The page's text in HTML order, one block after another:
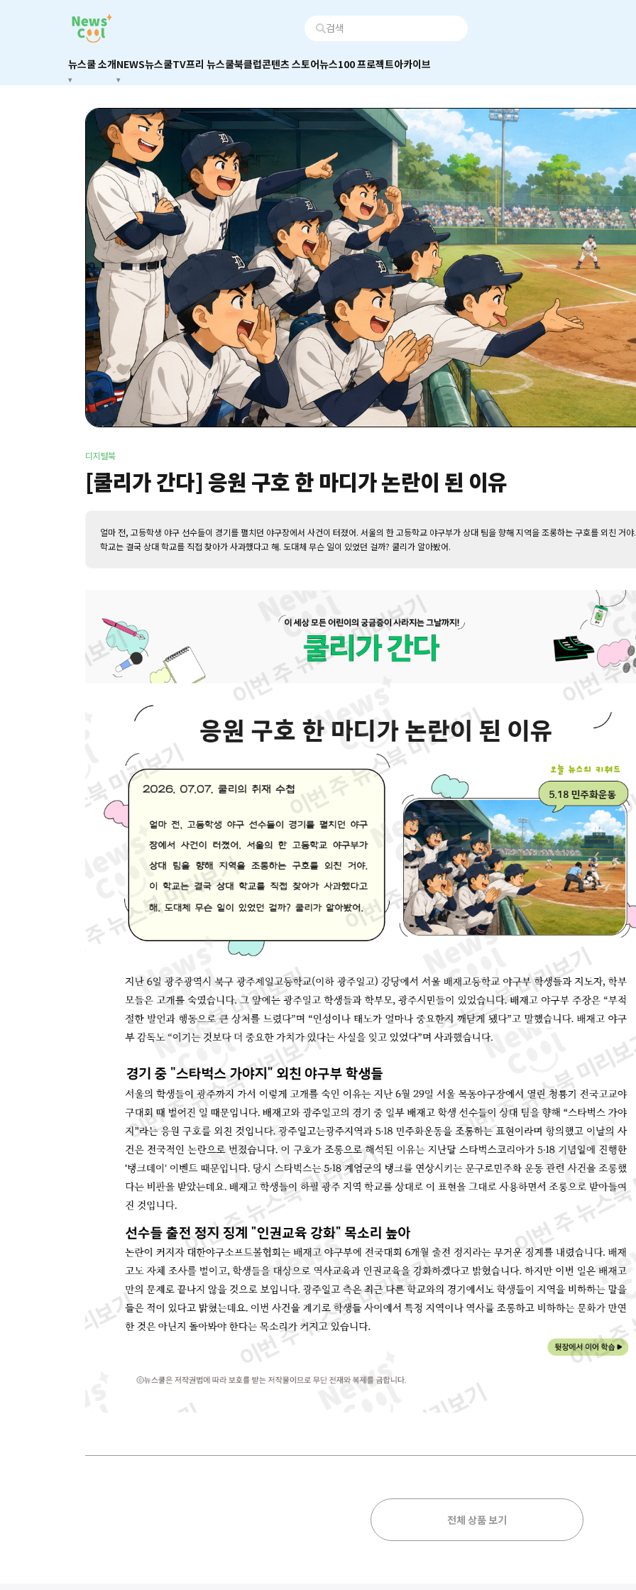
뉴스쿨 소개NEWS뉴스쿨TV프리 뉴스쿨북클럽콘텐츠 스토어뉴스100 프로젝트아카이브
디지털북
[쿨리가 간다] 응원 구호 한 마디가 논란이 된 이유
얼마 전, 고등학생 야구 선수들이 경기를 펼치던 야구장에서 사건이 터졌어. 서울의 한 고등학교 야구부가 상대 팀을 향해 지역을 조롱하는 구호를 외친 거야
학교는 결국 상대 학교를 직접 찾아가 사과했다고 해. 도대체 무슨 일이 있었던 걸까? 쿨리가 알아봤어.
전체 상품 보기